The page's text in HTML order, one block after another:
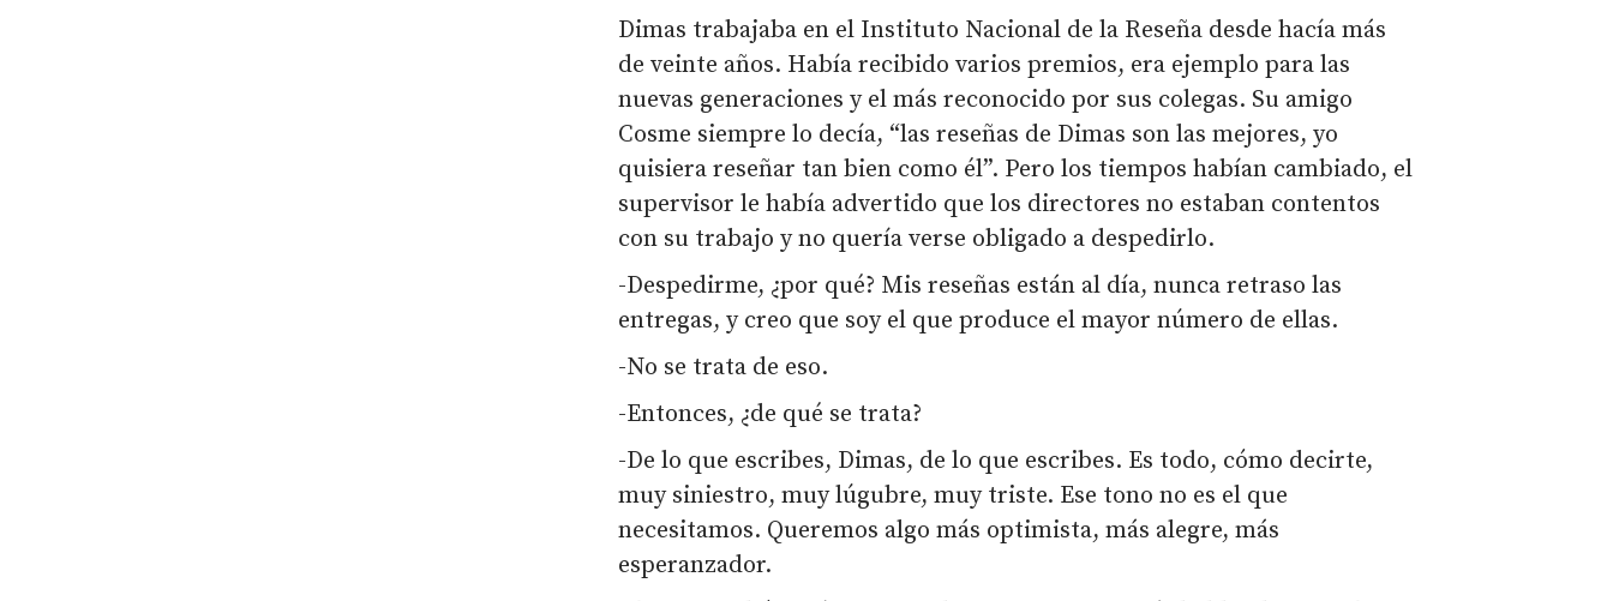
Dimas trabajaba en el Instituto Nacional de la Reseña desde hacía más
de veinte años. Había recibido varios premios, era ejemplo para las
nuevas generaciones y el más reconocido por sus colegas. Su amigo
Cosme siempre lo decía, “las reseñas de Dimas son las mejores, yo
quisiera reseñar tan bien como él”. Pero los tiempos habían cambiado, el
supervisor le había advertido que los directores no estaban contentos
con su trabajo y no quería verse obligado a despedirlo.
-Despedirme, ¿por qué? Mis reseñas están al día, nunca retraso las
entregas, y creo que soy el que produce el mayor número de ellas.
-No se trata de eso.
-Entonces, ¿de qué se trata?
-De lo que escribes, Dimas, de lo que escribes. Es todo, cómo decirte,
muy siniestro, muy lúgubre, muy triste. Ese tono no es el que
necesitamos. Queremos algo más optimista, más alegre, más
esperanzador.